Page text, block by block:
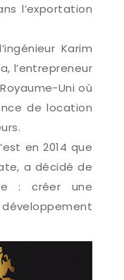
l’exportation
Karim
l’entrepreneur
Uni où
de location
en 2014 que
a décidé de
: créer une